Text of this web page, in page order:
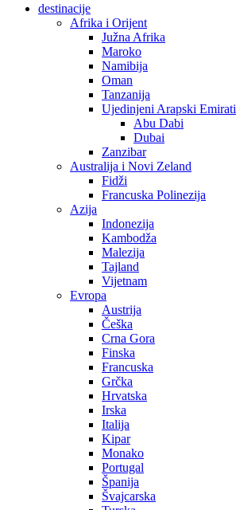
destinacije
Afrika i Orijent
Južna Afrika
Maroko
Namibija
Oman
Tanzanija
Ujedinjeni Arapski Emirati
Abu Dabi
Dubai
Zanzibar
Australija i Novi Zeland
Fidži
Francuska Polinezija
Azija
Indonezija
Kambodža
Malezija
Tajland
Vijetnam
Evropa
Austrija
Češka
Crna Gora
Finska
Francuska
Grčka
Hrvatska
Irska
Italija
Kipar
Monako
Portugal
Španija
Švajcarska